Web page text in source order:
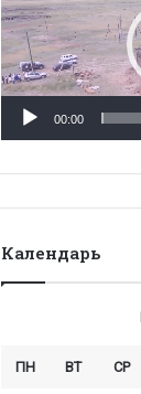
00:00
Календарь
ПН ВТ СР